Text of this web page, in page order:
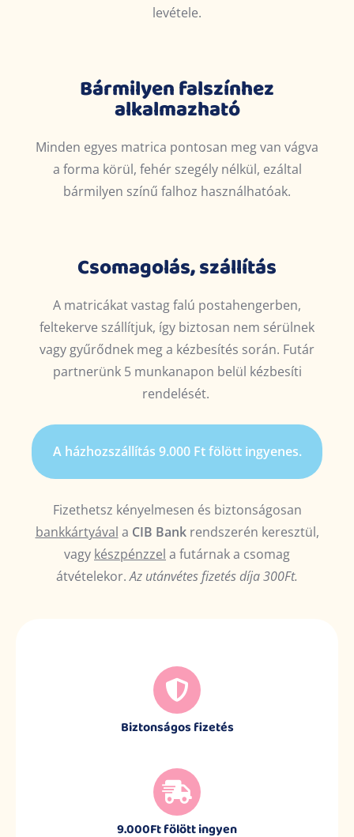
levétele.
Bármilyen falszínhez
alkalmazható
Minden egyes matrica pontosan meg van vágva
a forma körül, fehér szegély nélkül, ezáltal
bármilyen színű falhoz használhatóak.
Csomagolás, szállítás
A matricákat vastag falú postahengerben,
feltekerve szállítjuk, így biztosan nem sérülnek
vagy gyűrődnek meg a kézbesítés során. Futár
partnerünk 5 munkanapon belül kézbesíti
rendelését.
A házhozszállítás 9.000 Ft fölött ingyenes.
Fizethetsz kényelmesen és biztonságosan
bankkártyával a CIB Bank rendszerén keresztül,
vagy készpénzzel a futárnak a csomag
átvételekor.Az utánvétes fizetés díja 300Ft.
Biztonságos fizetés
9.000Ft fölött ingyen